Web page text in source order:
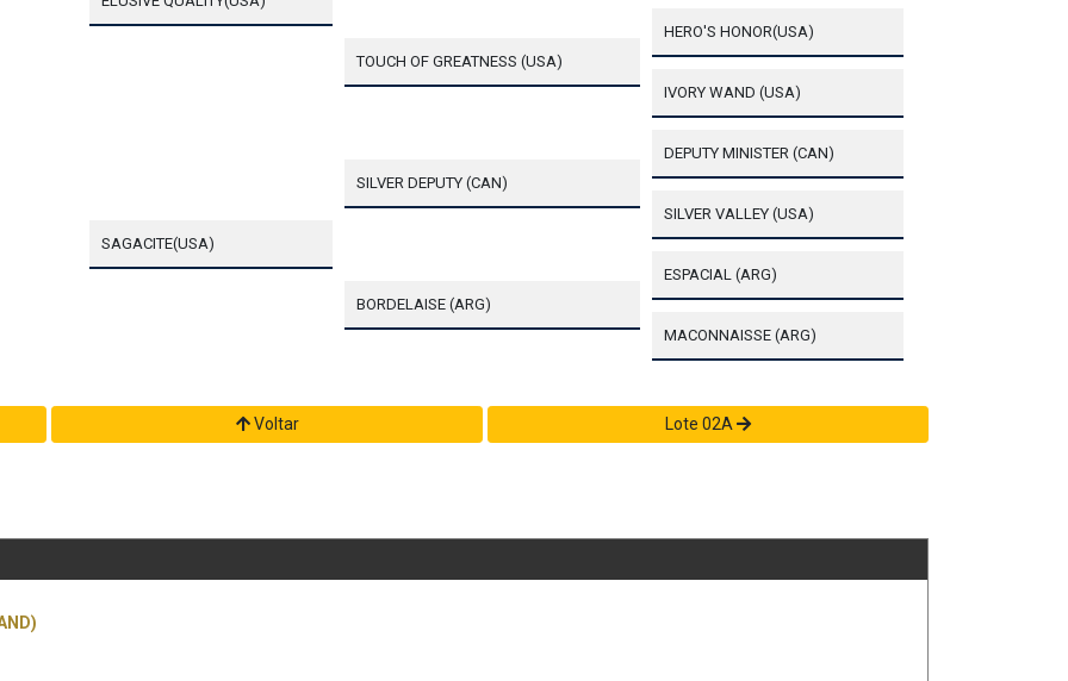
TOUCH OF GREATNESS (USA)
HERO'S HONOR(USA)
IVORY WAND (USA)
SAGACITE(USA)
SILVER DEPUTY (CAN)
DEPUTY MINISTER (CAN)
SILVER VALLEY (USA)
BORDELAISE (ARG)
ESPACIAL (ARG)
MACONNAISSE (ARG)
Voltar Lote 02A